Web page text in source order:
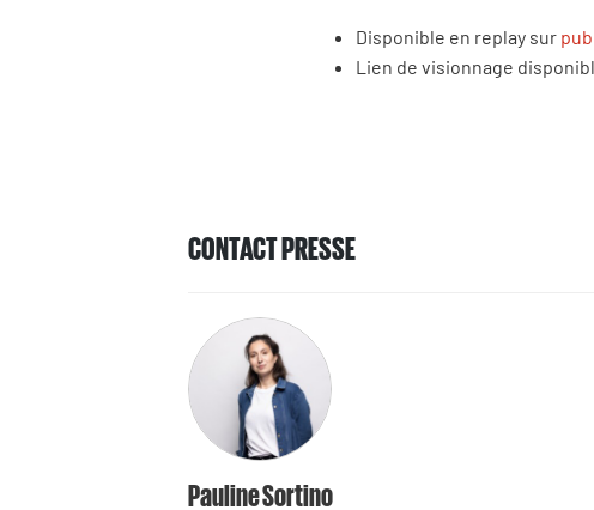
Disponible en replay sur
Lien de visionnage
CONTACT PRESSE
Pauline Sortino